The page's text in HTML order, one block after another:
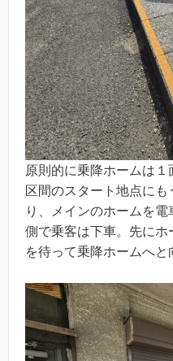
原則的に乗降ホームは
区間のスタート地点に
り、メインのホームを
側で乗客は下車。先に
を待って乗降ホームへと